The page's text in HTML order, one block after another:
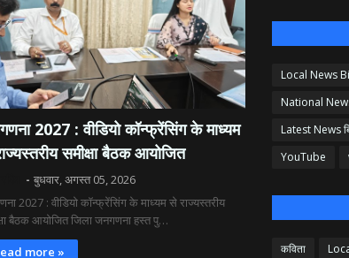
2027 : वीडियो कॉन्फ्रेंसिंग के माध्यम
समीक्षा बैठक आयोजित
बुधवार, अगस्त 05, 2026
2027 : वीडियो कॉन्फ्रेंसिंग के माध्यम से राज्यस्तरीय
बैठक आयोजित जिला जनगणना हस्त पु…
more »
Local News
National
Latest News
YouTube
कविता